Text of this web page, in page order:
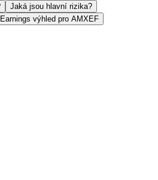
Jaká jsou hlavní rizika?
Earnings výhled pro AMXEF